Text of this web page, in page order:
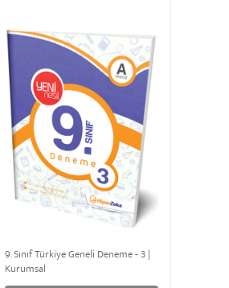
9. Sınıf Türkiye Geneli Deneme - 3 |
Kurumsal